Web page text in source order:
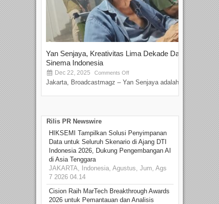
Yan Senjaya, Kreativitas Lima Dekade Dalam
Sinema Indonesia
Dec 22, 2025 Comments Off
Jakarta, Broadcastmagz – Yan Senjaya adalah...
Rilis PR Newswire
HIKSEMI Tampilkan Solusi Penyimpanan
Data untuk Seluruh Skenario di Ajang DTI
Indonesia 2026, Dukung Pengembangan AI
di Asia Tenggara
JAKARTA, Indonesia, Agustus, Jum, Ags
7 2026 04.14
Cision Raih MarTech Breakthrough Awards
2026 untuk Pemantauan dan Analisis